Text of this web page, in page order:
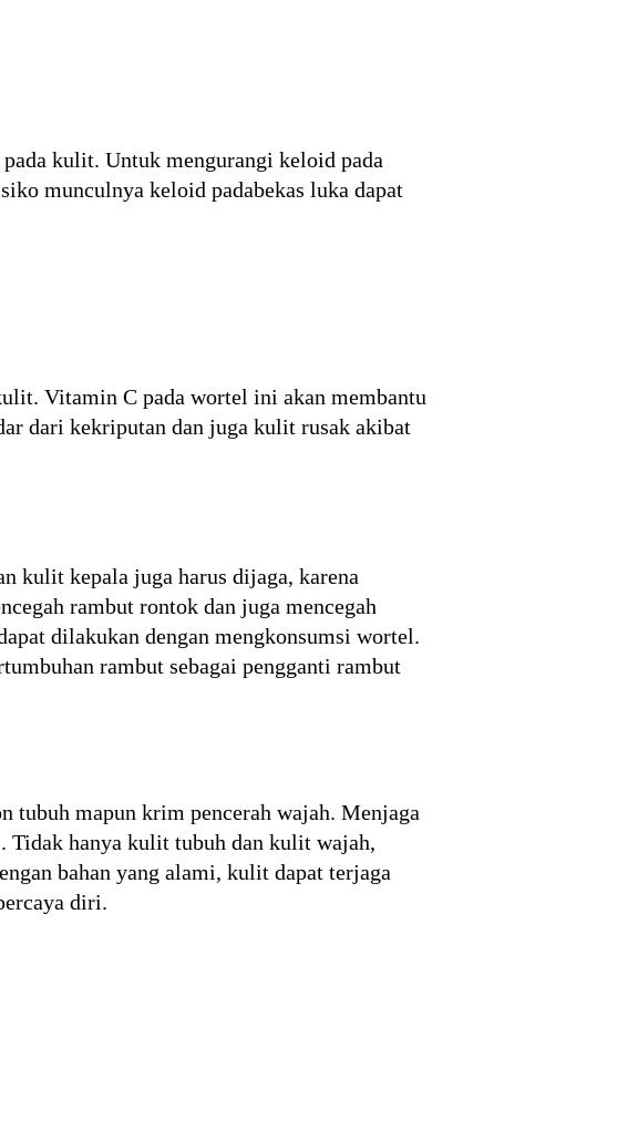
kulit. Untuk mengurangi keloid pada
munculnya keloid padabekas luka dapat
Vitamin C pada wortel ini akan membantu
dari kekriputan dan juga kulit rusak akibat
kulit kepala juga harus dijaga, karena
rambut rontok dan juga mencegah
dilakukan dengan mengkonsumsi wortel.
rambut sebagai pengganti rambut
tubuh mapun krim pencerah wajah. Menjaga
Tidak hanya kulit tubuh dan kulit wajah,
bahan yang alami, kulit dapat terjaga
diri.